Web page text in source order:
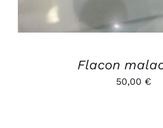
Flacon
50,00 €